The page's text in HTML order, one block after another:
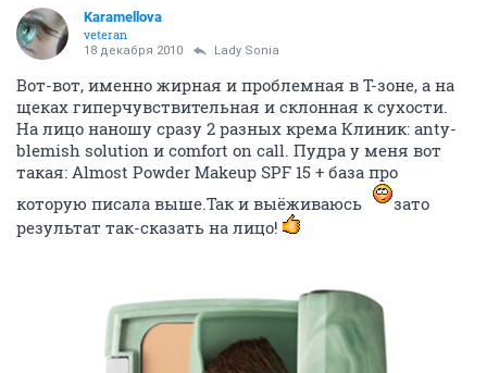
Karamellova
veteran
18 декабря 2010 Lady Sonia
Вот-вот, именно жирная и проблемная в Т-зоне, а на
щеках гиперчувствительная и склонная к сухости.
На лицо наношу сразу 2 разных крема Клиник: anty-
blemish solution и comfort on call. Пудра у меня вот
такая: Almost Powder Makeup SPF 15 + база про
которую писала выше.Так и выёживаюсь
зато
результат так-сказать на лицо!